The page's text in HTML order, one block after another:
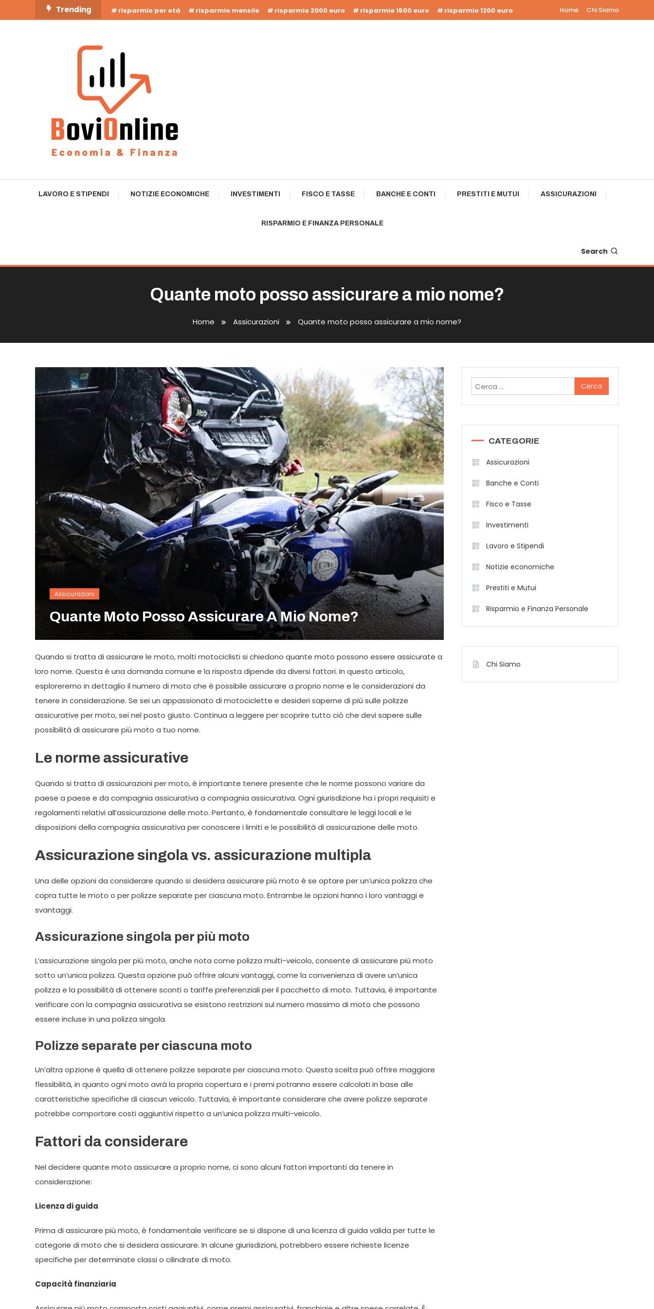
To
Trending risparmio per età risparmio mensile risparmio 2000 euro risparmio 1500 euro risparmio 1200 euro Home Chi Siamo
Business Bovionline
LAVORO E STIPENDI NOTIZIE ECONOMICHE INVESTIMENTI FISCO E TASSE BANCHE E CONTI PRESTITI E MUTUI ASSICURAZIONI
RISPARMIO E FINANZA PERSONALE
Search
Quante moto posso assicurare a mio nome?
Home Assicurazioni Quante moto posso assicurare a mio nome?
Assicurazioni
Quante Moto Posso Assicurare A Mio Nome?
Quando si tratta di assicurare le moto, molti motociclisti si chiedono quante moto possono essere assicurate a
loro nome. Questa è una domanda comune e la risposta dipende da diversi fattori. In questo articolo,
esploreremo in dettaglio il numero di moto che è possibile assicurare a proprio nome e le considerazioni da
tenere in considerazione. Se sei un appassionato di motociclette e desideri saperne di più sulle polizze
assicurative per moto, sei nel posto giusto. Continua a leggere per scoprire tutto ciò che devi sapere sulle
possibilità di assicurare più moto a tuo nome.
Le norme assicurative
Quando si tratta di assicurazioni per moto, è importante tenere presente che le norme possono variare da
paese a paese e da compagnia assicurativa a compagnia assicurativa. Ogni giurisdizione ha i propri requisiti e
regolamenti relativi all’assicurazione delle moto. Pertanto, è fondamentale consultare le leggi locali e le
disposizioni della compagnia assicurativa per conoscere i limiti e le possibilità di assicurazione delle moto.
Assicurazione singola vs. assicurazione multipla
Una delle opzioni da considerare quando si desidera assicurare più moto è se optare per un’unica polizza che
copra tutte le moto o per polizze separate per ciascuna moto. Entrambe le opzioni hanno i loro vantaggi e
svantaggi.
Assicurazione singola per più moto
L’assicurazione singola per più moto, anche nota come polizza multi-veicolo, consente di assicurare più moto
sotto un’unica polizza. Questa opzione può offrire alcuni vantaggi, come la convenienza di avere un’unica
polizza e la possibilità di ottenere sconti o tariffe preferenziali per il pacchetto di moto. Tuttavia, è importante
verificare con la compagnia assicurativa se esistono restrizioni sul numero massimo di moto che possono
essere incluse in una polizza singola.
Polizze separate per ciascuna moto
Un’altra opzione è quella di ottenere polizze separate per ciascuna moto. Questa scelta può offrire maggiore
flessibilità, in quanto ogni moto avrà la propria copertura e i premi potranno essere calcolati in base alle
caratteristiche specifiche di ciascun veicolo. Tuttavia, è importante considerare che avere polizze separate
potrebbe comportare costi aggiuntivi rispetto a un’unica polizza multi-veicolo.
Fattori da considerare
Nel decidere quante moto assicurare a proprio nome, ci sono alcuni fattori importanti da tenere in
considerazione:
Licenza di guida
Prima di assicurare più moto, è fondamentale verificare se si dispone di una licenza di guida valida per tutte le
categorie di moto che si desidera assicurare. In alcune giurisdizioni, potrebbero essere richieste licenze
specifiche per determinate classi o cilindrate di moto.
Capacità finanziaria
Ricerca
per:
CATEGORIE
Assicurazioni
Banche e Conti
Fisco e Tasse
Investimenti
Lavoro e Stipendi
Notizie economiche
Prestiti e Mutui
Risparmio e Finanza Personale
Chi Siamo